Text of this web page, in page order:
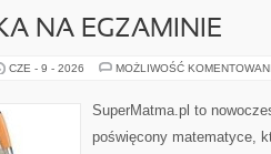
NA EGZAMINIE
CZE - 9 - 2026 MOŻLIWOŚĆ
SuperMatma.pl to
poświęcony matematyce,